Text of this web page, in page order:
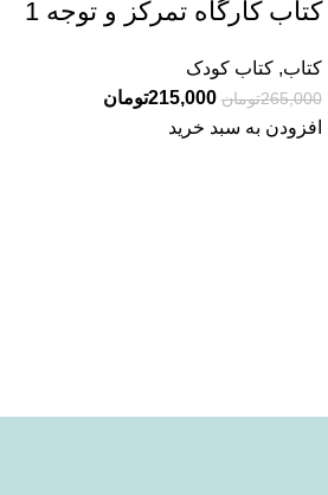
کتاب کارگاه تمرکز و توجه 1
کتاب,کتاب کودک
265,000تومان 215,000تومان
افزودن به سبد خرید